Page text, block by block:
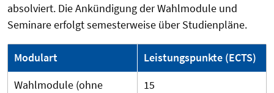
absolviert. Die Ankündigung der Wahlmodule und
Seminare erfolgt semesterweise über Studienpläne.
Modulart
Leistungspunkte (ECTS)
Wahlmodule (ohne
15